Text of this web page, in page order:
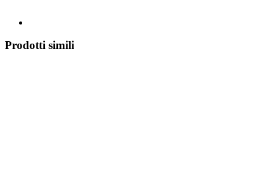
Prodotti simili